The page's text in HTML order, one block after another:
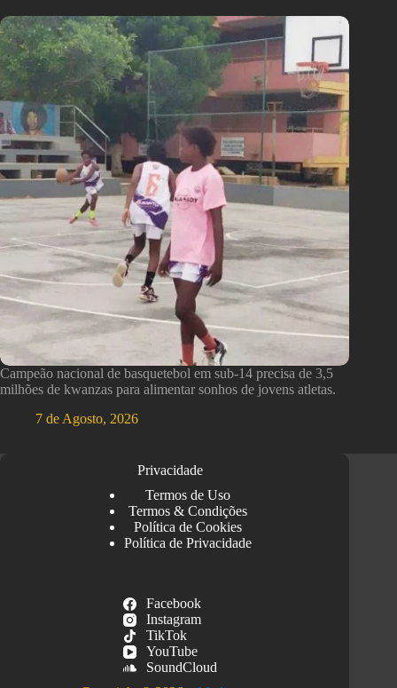
Campeão nacional de basquetebol em sub-14 precisa de 3,5
milhões de kwanzas para alimentar sonhos de jovens atletas.
7 de Agosto, 2026
Privacidade
Termos de Uso
Termos & Condições
Política de Cookies
Política de Privacidade
Facebook
Instagram
TikTok
YouTube
SoundCloud